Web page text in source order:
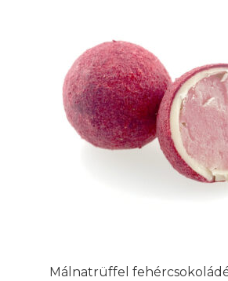
Málnatrüffel